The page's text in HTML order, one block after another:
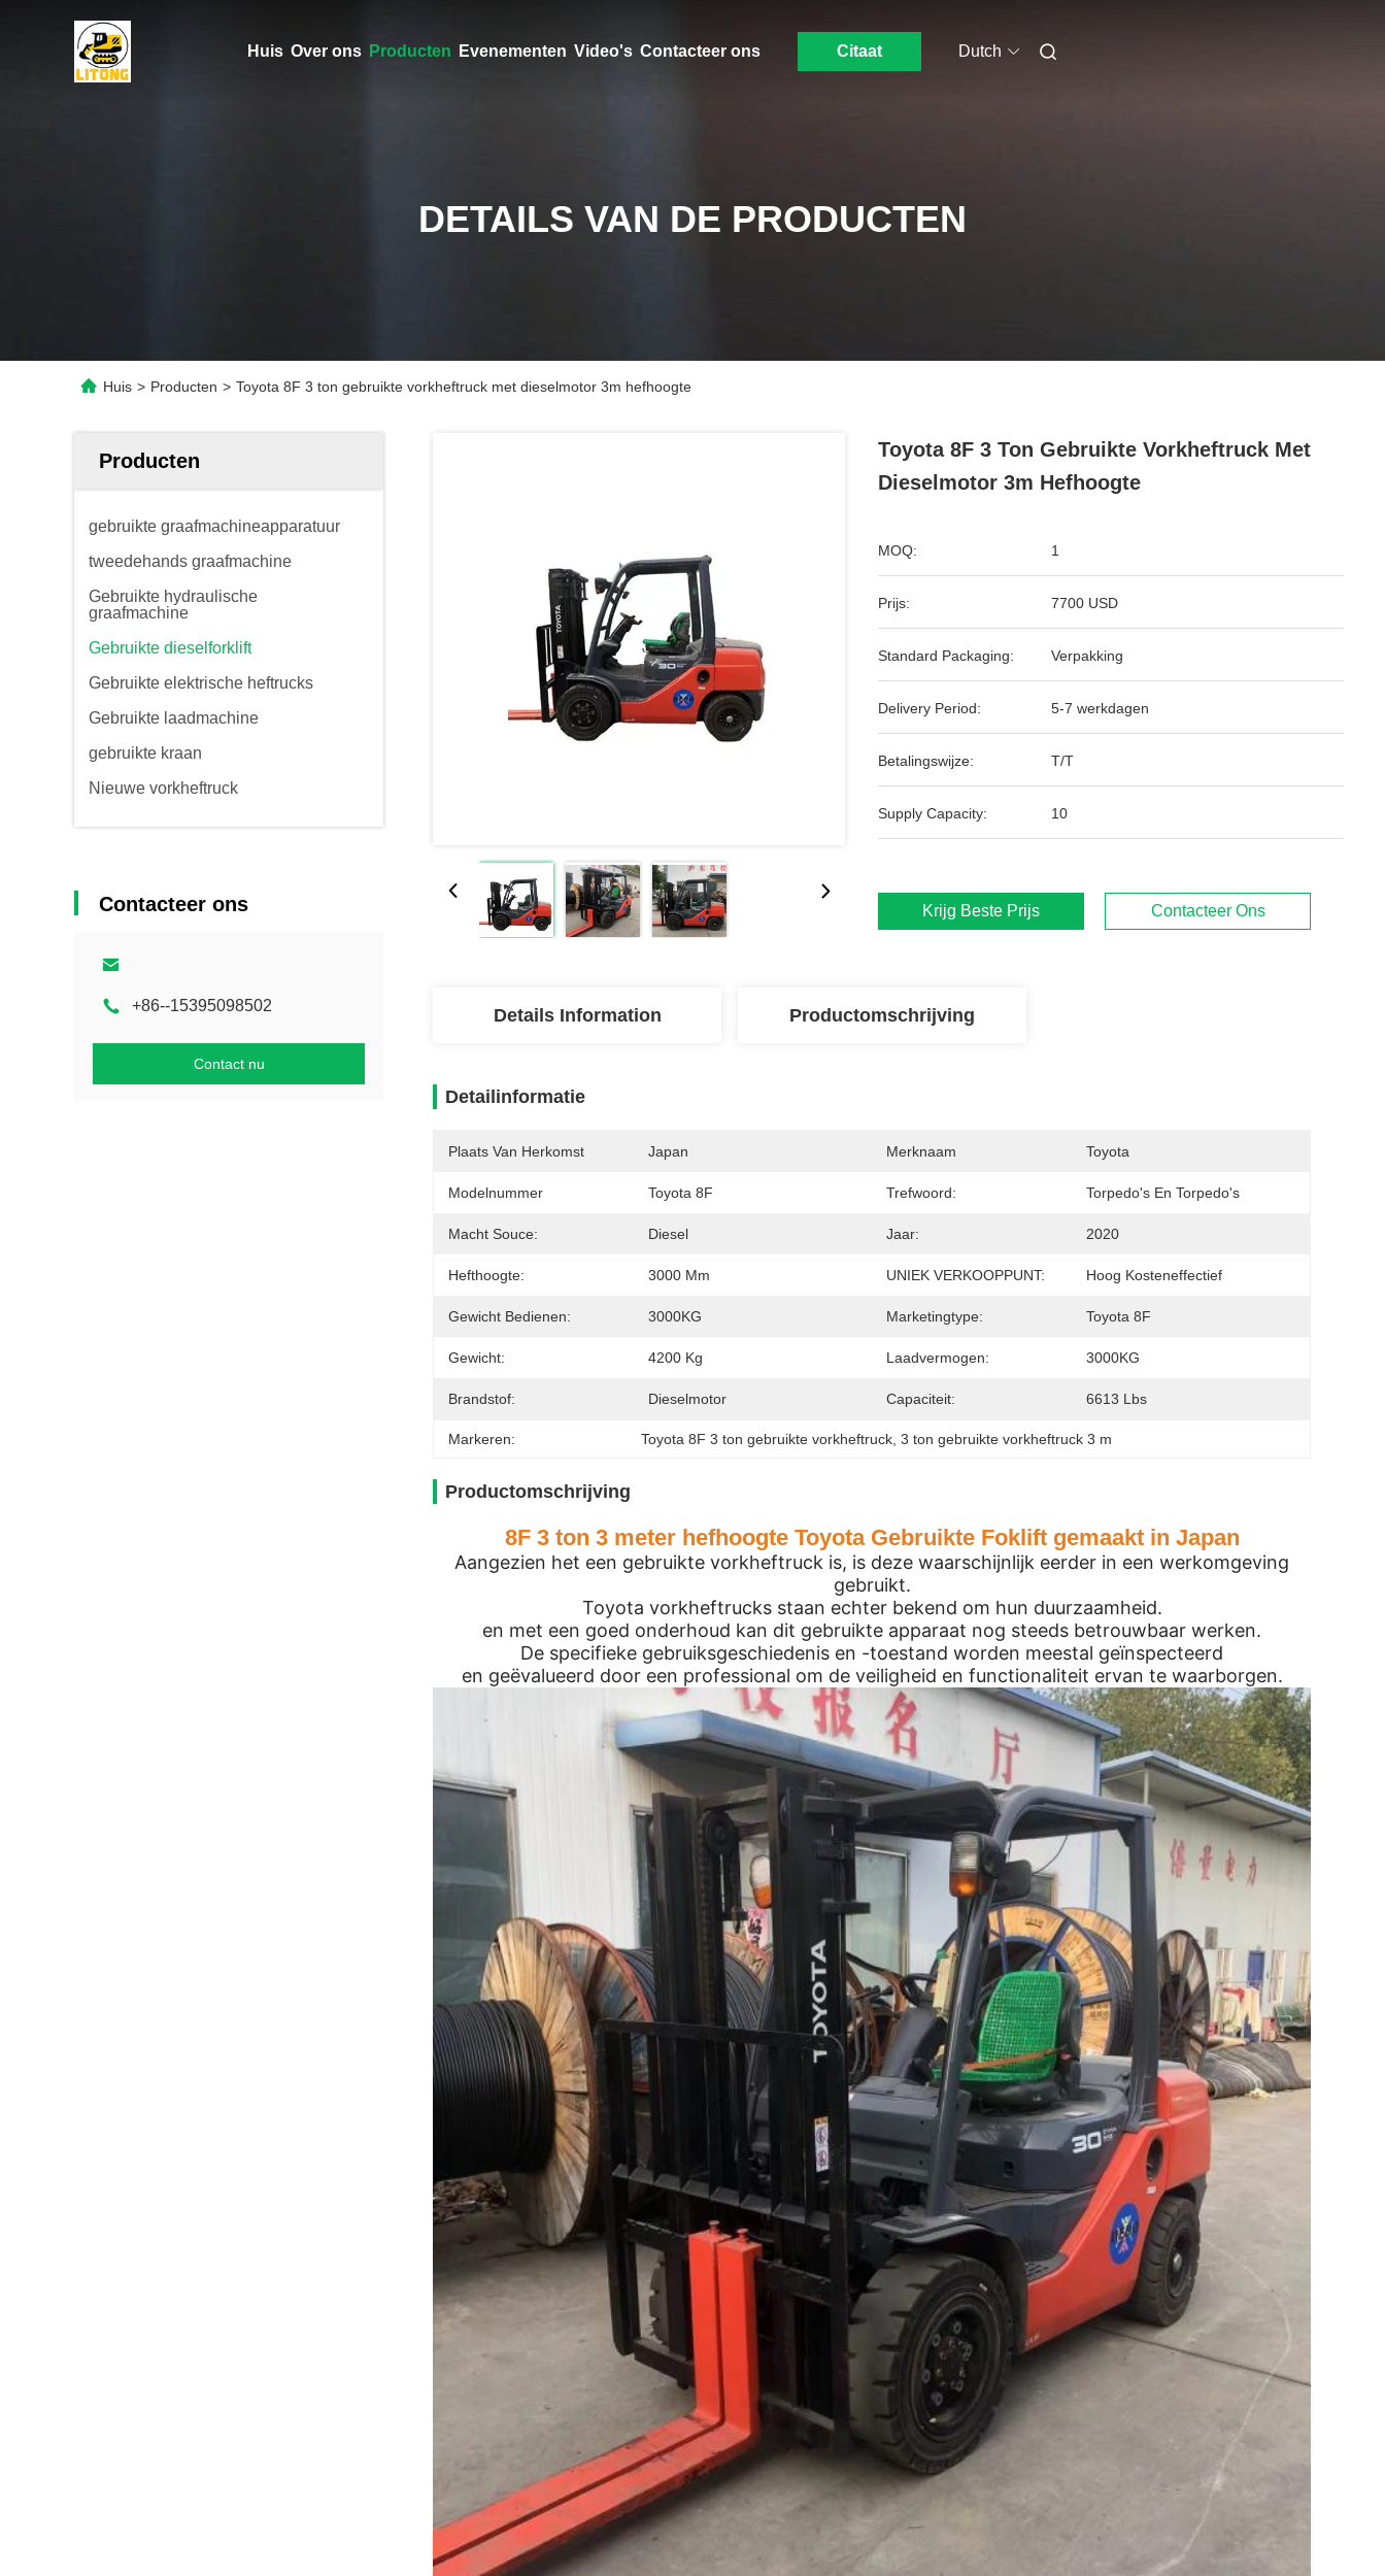
Huis Over ons Producten Evenementen Video's Contacteer ons Citaat Dutch
DETAILS VAN DE PRODUCTEN
Huis > Producten > Toyota 8F 3 ton gebruikte vorkheftruck met dieselmotor 3m hefhoogte
Producten
gebruikte graafmachineapparatuur
tweedehands graafmachine
Gebruikte hydraulische
graafmachine
Gebruikte dieselforklift
Gebruikte elektrische heftrucks
Gebruikte laadmachine
gebruikte kraan
Nieuwe vorkheftruck
Contacteer ons
+86--15395098502
Contact nu
Toyota 8F 3 Ton Gebruikte Vorkheftruck Met
Dieselmotor 3m Hefhoogte
MOQ: 1
Prijs: 7700 USD
Standard Packaging: Verpakking
Delivery Period: 5-7 werkdagen
Betalingswijze: T/T
Supply Capacity: 10
Krijg Beste Prijs Contacteer Ons
Details Information Productomschrijving
Detailinformatie
Plaats Van Herkomst Japan Merknaam Toyota
Modelnummer Toyota 8F Trefwoord: Torpedo's En Torpedo's
Macht Souce: Diesel Jaar: 2020
Hefthoogte: 3000 Mm UNIEK VERKOOPPUNT: Hoog Kosteneffectief
Gewicht Bedienen: 3000KG Marketingtype: Toyota 8F
Gewicht: 4200 Kg Laadvermogen: 3000KG
Brandstof: Dieselmotor Capaciteit: 6613 Lbs
Markeren: Toyota 8F 3 ton gebruikte vorkheftruck , 3 ton gebruikte vorkheftruck 3 m
Productomschrijving
8F 3 ton 3 meter hefhoogte Toyota Gebruikte Foklift gemaakt in Japan
Aangezien het een gebruikte vorkheftruck is, is deze waarschijnlijk eerder in een werkomgeving
gebruikt.
Toyota vorkheftrucks staan echter bekend om hun duurzaamheid.
en met een goed onderhoud kan dit gebruikte apparaat nog steeds betrouwbaar werken.
De specifieke gebruiksgeschiedenis en -toestand worden meestal geïnspecteerd
en geëvalueerd door een professional om de veiligheid en functionaliteit ervan te waarborgen.